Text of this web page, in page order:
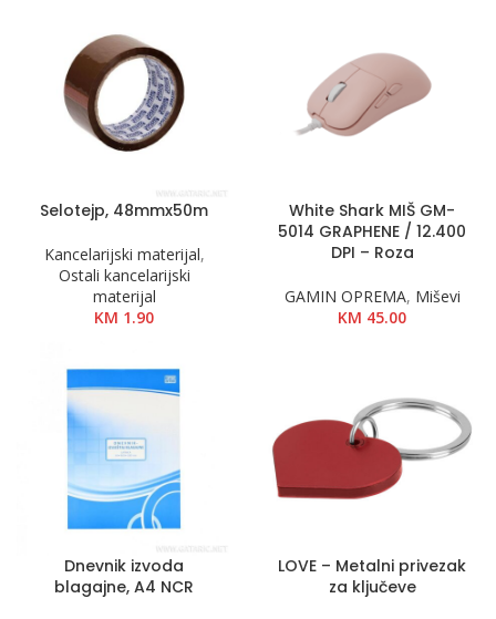
Selotejp, 48mmx50m
Kancelarijski materijal,
Ostali kancelarijski
materijal
KM 1.90
White Shark MIŠ GM-
5014 GRAPHENE / 12.400
DPI – Roza
GAMIN OPREMA, Miševi
KM 45.00
Dnevnik izvoda
blagajne, A4 NCR
LOVE – Metalni privezak
za ključeve